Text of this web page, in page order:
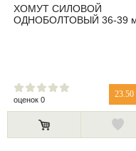
ХОМУТ СИЛОВОЙ
ОДНОБОЛТОВЫЙ 36-39
23.50
оценок 0